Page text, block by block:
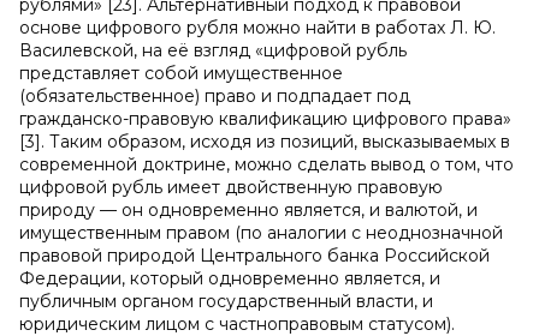
рублями» [23]. Альтернативный подход к правовой
основе цифрового рубля можно найти в работах Л. Ю.
Василевской, на её взгляд «цифровой рубль
представляет собой имущественное
(обязательственное) право и подпадает под
гражданско-правовую квалификацию цифрового права»
[3]. Таким образом, исходя из позиций, высказываемых в
современной доктрине, можно сделать вывод о том, что
цифровой рубль имеет двойственную правовую
природу — он одновременно является, и валютой, и
имущественным правом (по аналогии с неоднозначной
правовой природой Центрального банка Российской
Федерации, который одновременно является, и
публичным органом государственный власти, и
юридическим лицом с частноправовым статусом).